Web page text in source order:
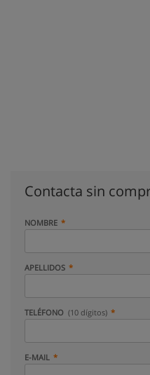
Contacta sin
NOMBRE
APELLIDOS
TELÉFONO (10 dígitos)
E-MAIL